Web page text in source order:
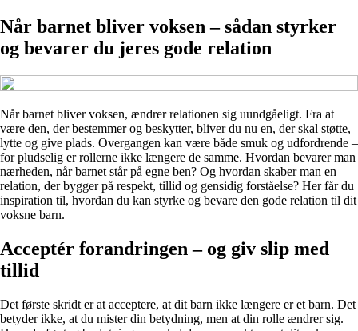
Når barnet bliver voksen – sådan styrker
og bevarer du jeres gode relation
Når barnet bliver voksen, ændrer relationen sig uundgåeligt. Fra at
være den, der bestemmer og beskytter, bliver du nu en, der skal støtte,
lytte og give plads. Overgangen kan være både smuk og udfordrende –
for pludselig er rollerne ikke længere de samme. Hvordan bevarer man
nærheden, når barnet står på egne ben? Og hvordan skaber man en
relation, der bygger på respekt, tillid og gensidig forståelse? Her får du
inspiration til, hvordan du kan styrke og bevare den gode relation til dit
voksne barn.
Acceptér forandringen – og giv slip med
tillid
Det første skridt er at acceptere, at dit barn ikke længere er et barn. Det
betyder ikke, at du mister din betydning, men at din rolle ændrer sig.